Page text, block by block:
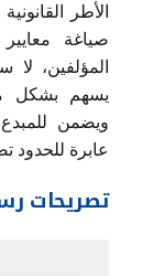
الأطر
صياغة
المؤلفين، لا
يسهم بشكل
ويضمن للمبدع
عابرة للحدود
تصريحات